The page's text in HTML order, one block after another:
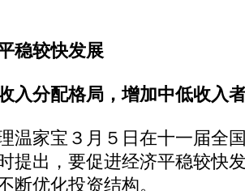
稳较快发展
入分配格局，增加中低收入
家宝３月５日在十一届全
提出，要促进经济平稳较快
断优化投资结构。